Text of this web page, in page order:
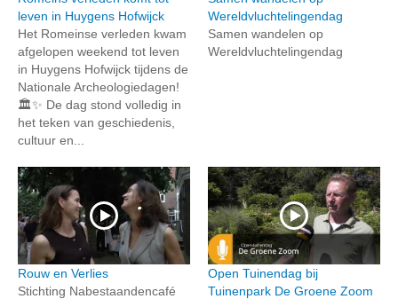
leven in Huygens Hofwijck
Het Romeinse verleden kwam
afgelopen weekend tot leven
in Huygens Hofwijck tijdens de
Nationale Archeologiedagen!
🏛️✨ De dag stond volledig in
het teken van geschiedenis,
cultuur en...
Wereldvluchtelingendag
Samen wandelen op
Wereldvluchtelingendag
Rouw en Verlies
Stichting Nabestaandencafé
Open Tuinendag bij
Tuinenpark De Groene Zoom